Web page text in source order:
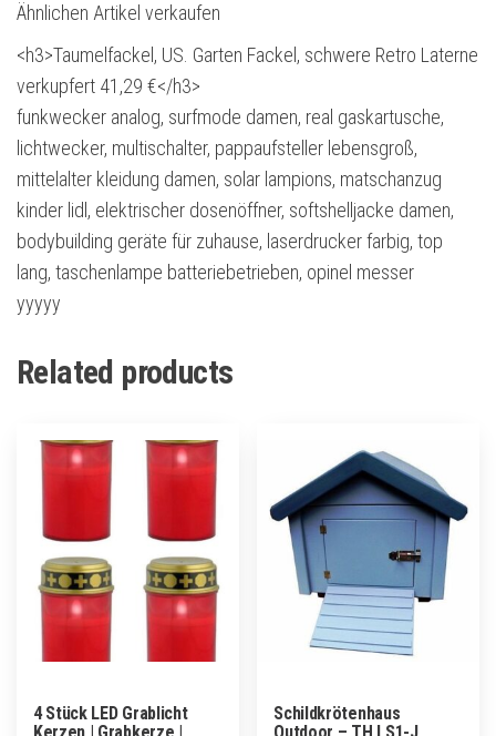
Ähnlichen Artikel verkaufen
<h3>Taumelfackel, US. Garten Fackel, schwere Retro Laterne
verkupfert 41,29 €</h3>
funkwecker analog, surfmode damen, real gaskartusche,
lichtwecker, multischalter, pappaufsteller lebensgroß,
mittelalter kleidung damen, solar lampions, matschanzug
kinder lidl, elektrischer dosenöffner, softshelljacke damen,
bodybuilding geräte für zuhause, laserdrucker farbig, top
lang, taschenlampe batteriebetrieben, opinel messer
yyyyy
Related products
4 Stück LED Grablicht
Schildkrötenhaus